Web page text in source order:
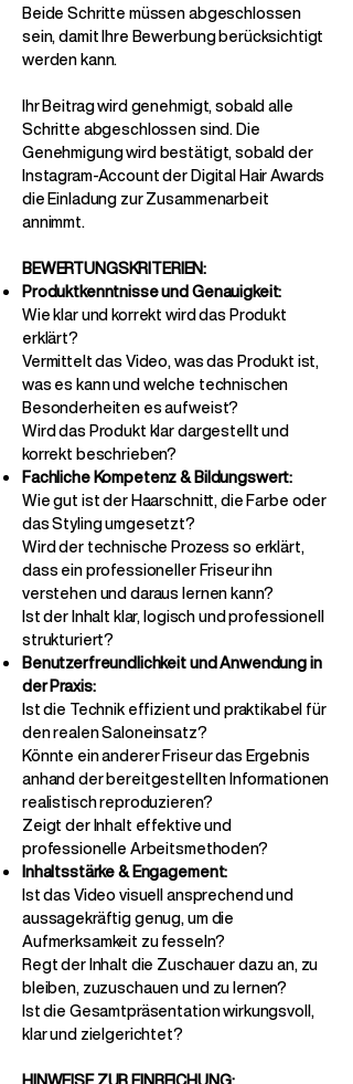
Beide Schritte müssen abgeschlossen
sein, damit Ihre Bewerbung berücksichtigt
werden kann.
Ihr Beitrag wird genehmigt, sobald alle
Schritte abgeschlossen sind. Die
Genehmigung wird bestätigt, sobald der
Instagram-Account der Digital Hair Awards
die Einladung zur Zusammenarbeit
annimmt.
BEWERTUNGSKRITERIEN:
Produktkenntnisse und Genauigkeit:
Wie klar und korrekt wird das Produkt
erklärt?
Vermittelt das Video, was das Produkt ist,
was es kann und welche technischen
Besonderheiten es aufweist?
Wird das Produkt klar dargestellt und
korrekt beschrieben?
Fachliche Kompetenz & Bildungswert:
Wie gut ist der Haarschnitt, die Farbe oder
das Styling umgesetzt?
Wird der technische Prozess so erklärt,
dass ein professioneller Friseur ihn
verstehen und daraus lernen kann?
Ist der Inhalt klar, logisch und professionell
strukturiert?
Benutzerfreundlichkeit und Anwendung in
der Praxis:
Ist die Technik effizient und praktikabel für
den realen Saloneinsatz?
Könnte ein anderer Friseur das Ergebnis
anhand der bereitgestellten Informationen
realistisch reproduzieren?
Zeigt der Inhalt effektive und
professionelle Arbeitsmethoden?
Inhaltsstärke & Engagement:
Ist das Video visuell ansprechend und
aussagekräftig genug, um die
Aufmerksamkeit zu fesseln?
Regt der Inhalt die Zuschauer dazu an, zu
bleiben, zuzuschauen und zu lernen?
Ist die Gesamtpräsentation wirkungsvoll,
klar und zielgerichtet?